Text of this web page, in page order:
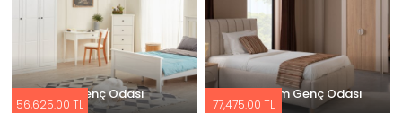
Pandora Genç Odası
56,625.00 TL
Milos Bohem Genç Odası
77,475.00 TL